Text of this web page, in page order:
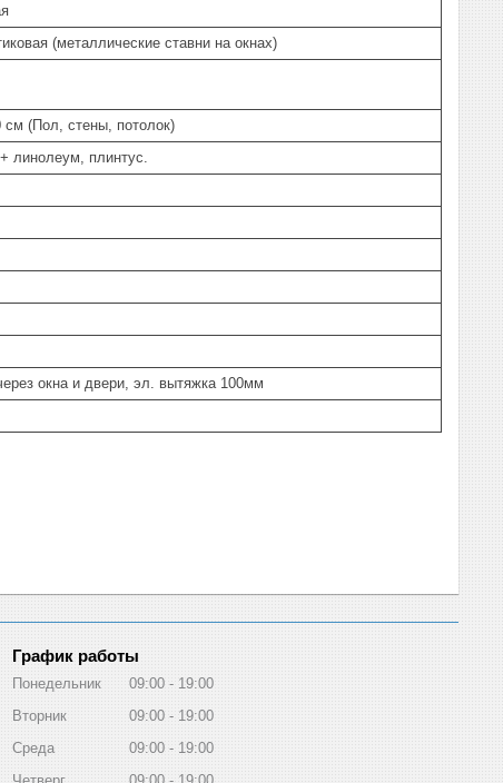
(металлические ставни на окнах)
см (Пол, стены, потолок)
линолеум, плинтус.
окна и двери, эл. вытяжка 100мм
График работы
Понедельник 09:00
19:00
Вторник
09:00
19:00
Среда
09:00
19:00